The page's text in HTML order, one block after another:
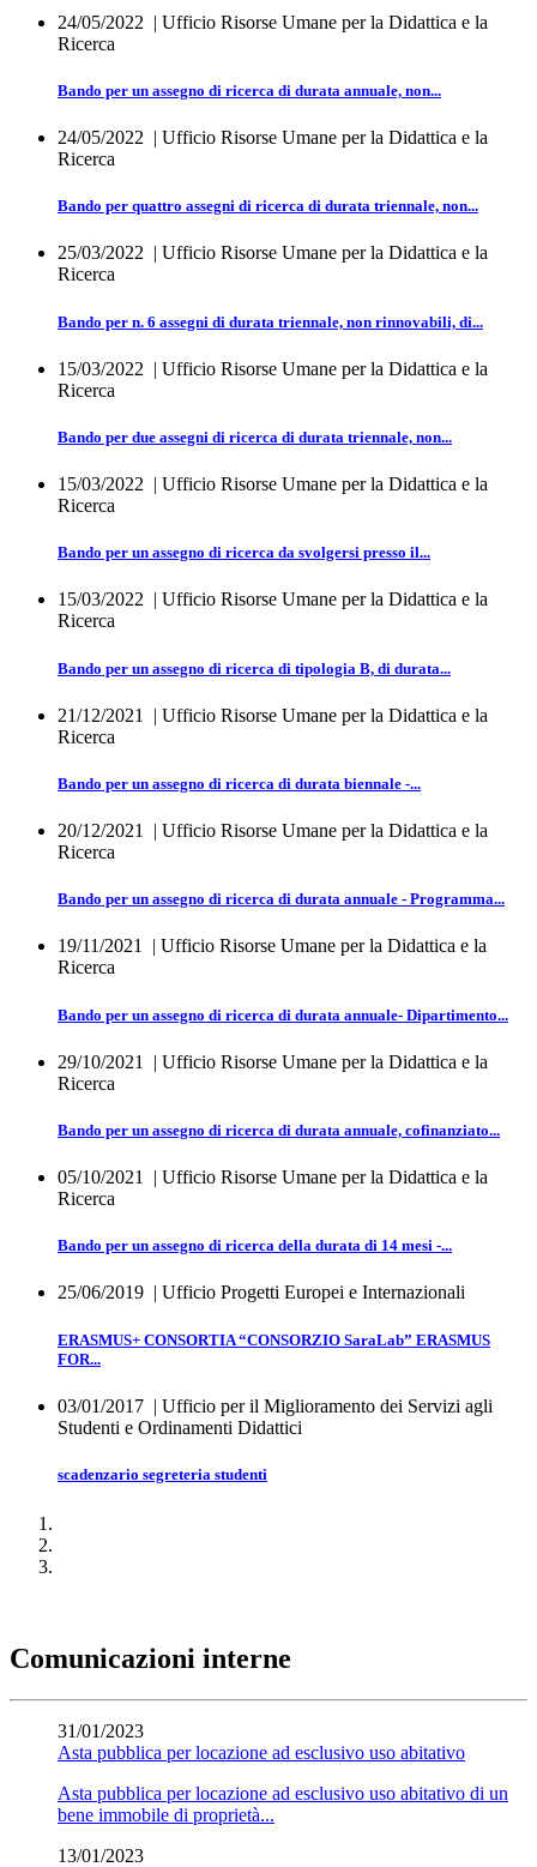
24/05/2022 | Ufficio Risorse Umane per la Didattica e la
Ricerca
Bando per un assegno di ricerca di durata annuale, non...
24/05/2022 | Ufficio Risorse Umane per la Didattica e la
Ricerca
Bando per quattro assegni di ricerca di durata triennale, non...
25/03/2022 | Ufficio Risorse Umane per la Didattica e la
Ricerca
Bando per n. 6 assegni di durata triennale, non rinnovabili, di...
15/03/2022 | Ufficio Risorse Umane per la Didattica e la
Ricerca
Bando per due assegni di ricerca di durata triennale, non...
15/03/2022 | Ufficio Risorse Umane per la Didattica e la
Ricerca
Bando per un assegno di ricerca da svolgersi presso il...
15/03/2022 | Ufficio Risorse Umane per la Didattica e la
Ricerca
Bando per un assegno di ricerca di tipologia B, di durata...
21/12/2021
| Ufficio Risorse Umane per la Didattica e la
Ricerca
Bando per un assegno di ricerca di durata biennale -...
20/12/2021
| Ufficio Risorse Umane per la Didattica e la
Ricerca
Bando per un assegno di ricerca di durata annuale - Programma...
19/11/2021 | Ufficio Risorse Umane per la Didattica e la
Ricerca
Bando per un assegno di ricerca di durata annuale- Dipartimento...
29/10/2021
| Ufficio Risorse Umane per la Didattica e la
Ricerca
Bando per un assegno di ricerca di durata annuale, cofinanziato...
05/10/2021
| Ufficio Risorse Umane per la Didattica e la
Ricerca
Bando per un assegno di ricerca della durata di 14 mesi -...
25/06/2019 | Ufficio Progetti Europei e Internazionali
ERASMUS+ CONSORTIA “CONSORZIO SaraLab” ERASMUS
FOR...
03/01/2017 | Ufficio per il Miglioramento dei Servizi agli
Studenti e Ordinamenti Didattici
scadenzario segreteria studenti
Comunicazioni interne
31/01/2023
Asta pubblica per locazione ad esclusivo uso abitativo
Asta pubblica per locazione ad esclusivo uso abitativo di un
bene immobile di proprietà...
13/01/2023